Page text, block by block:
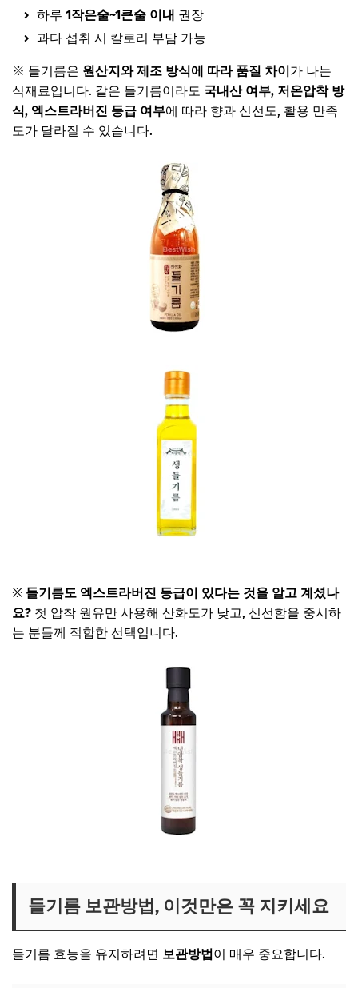
하루 1작은술~1큰술 이내 권장
과다 섭취 시 칼로리 부담 가능
※ 들기름은 원산지와 제조 방식에 따라 품질 차이가 나는
식재료입니다. 같은 들기름이라도 국내산 여부, 저온압착 방
식, 엑스트라버진 등급 여부에 따라 향과 신선도, 활용 만족
도가 달라질 수 있습니다.
※ 들기름도 엑스트라버진 등급이 있다는 것을 알고 계셨나
요? 첫 압착 원유만 사용해 산화도가 낮고, 신선함을 중시하
는 분들께 적합한 선택입니다.
들기름 보관방법, 이것만은 꼭 지키세요
들기름 효능을 유지하려면 보관방법이 매우 중요합니다.